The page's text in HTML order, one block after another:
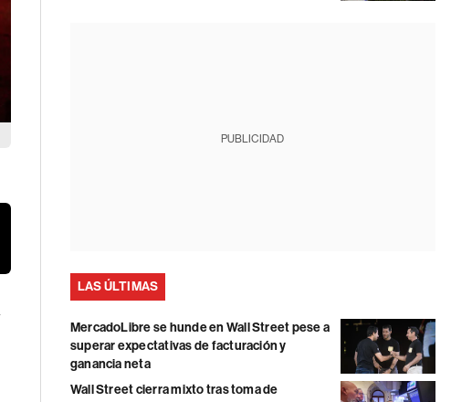
PUBLICIDAD
LAS ÚLTIMAS
MercadoLibre se hunde en Wall Street pese a
superar expectativas de facturación y
ganancia neta
Wall Street cierra mixto tras toma de